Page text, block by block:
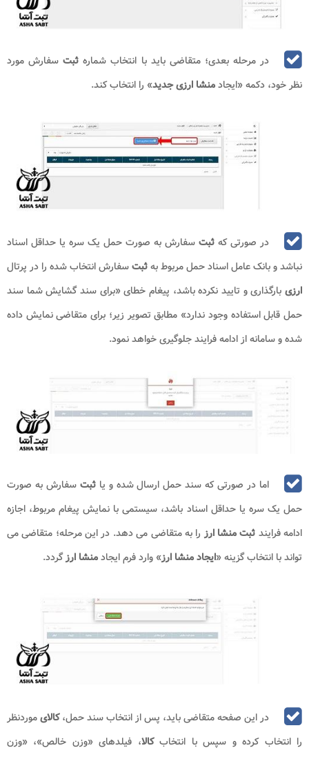
در مرحله بعدی؛ متقاضی باید با انتخاب شماره ثبت سفارش مورد
نظر خود، دکمه «ایجادمنشا ارزی جدید» را انتخاب کند.
در صورتی که ثبت سفارش به صورت حمل یک سره یا حداقل اسناد
نباشد و بانک عامل اسناد حمل مربوط بهثبتسفارش انتخاب شده را در پرتال
ارزی بارگذاری و تایید نکرده باشد، پیغام خطای «برای سند گشایش شما سند
حمل قابل استفاده وجود ندارد» مطابق تصویر زیر؛ برای متقاضی نمایش داده
شده و سامانه از ادامه فرایند جلوگیری خواهد نمود.
اما در صورتی که سند حمل ارسال شده و یاثبتسفارش به صورت
حمل یک سره یا حداقل اسناد باشد، سیستمی با نمایش پیغام مربوط، اجازه
ادامه فرایند ثبت منشا ارز را به متقاضی می دهد. در این مرحله؛ متقاضی می
تواند با انتخاب گزینه «ایجاد منشا ارز» وارد فرم ایجادمنشا ارزگردد.
در این صفحه متقاضی باید، پس از انتخاب سند حمل،کالایموردنظر
را انتخاب کرده و سپس با انتخابکالا، فیلدهای «وزن خالص»، «وزن